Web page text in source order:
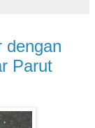
dengan
Parut